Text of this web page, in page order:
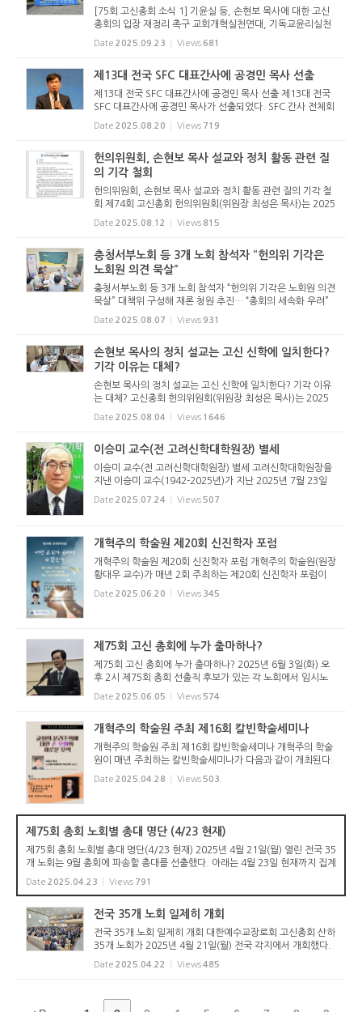
[75회 고신총회 소식 1] 기윤실 등, 손현보 목사에 대한 고신
총회의 입장 재정리 촉구 교회개혁실천연대, 기독교윤리실천
운동, 건강한교회와 사회포럼은 2025년 9월 23일(화) 오후 1
시 30분 제75회 고신총회가 개최되는 고려신학대학원 강당
Date 2025.09.23 Views 681
제13대 전국 SFC 대표간사에 공경민 목사 선출
제13대 전국 SFC 대표간사에 공경민 목사 선출 제13대 전국
SFC 대표간사에 공경민 목사가 선출되었다. SFC 간사 전체회
의는 올해 임기가 만료하는 허태영 대표간사의 후임선정을 위
해 2025년 7월 5일 1차 투표를 거쳤다. 이후 8월 19일(화) 오
Date 2025.08.20 Views 719
헌의위원회, 손현보 목사 설교와 정치 활동 관련 질
의 기각 철회
헌의위원회, 손현보 목사 설교와 정치 활동 관련 질의 기각 철
회 제74회 고신총회 헌의위원회(위원장 최성은 목사)는 2025
년 8월 12일(화) 손현보 목사 설교 관련 3개 노회의 질의건 기
각을 철회하기로 결정했다. 본보가 보도한 바와 같이 헌의위원
Date 2025.08.12 Views 815
충청서부노회 등 3개 노회 참석자 “헌의위 기각은
노회원 의견 묵살”
충청서부노회 등 3개 노회 참석자 “헌의위 기각은 노회원 의견
묵살” 대책위 구성해 재론 청원 추진… “총회의 세속화 우려”
목소리도 총회 헌의위원회가 손현보 목사 관련 질의 건을 기각
한데 반발한 3개 노회 참석자들이 대...
Date 2025.08.07 Views 931
손현보 목사의 정치 설교는 고신 신학에 일치한다?
기각 이유는 대체?
손현보 목사의 정치 설교는 고신 신학에 일치한다? 기각 이유
는 대체? 고신총회 헌의위원회(위원장 최성은 목사)는 2025
년 7월 29일(화) 오후 총회회관에서 모임을 열고, 각 노회와
부서에서 올라온 제75회 고신총회 상정 안건을 점검했다. 이
Date 2025.08.04 Views 1646
이승미 교수(전 고려신학대학원장) 별세
이승미 교수(전 고려신학대학원장) 별세 고려신학대학원장을
지낸 이승미 교수(1942-2025년)가 지난 2025년 7월 23일
(수) 향년 83세로 별세했다. 7월 25일(금) 오전 6시 30분 발
인이며, 장지는 천안추모공원이다. 유족으로는 배우자 서덕희
Date 2025.07.24 Views 507
개혁주의 학술원 제20회 신진학자 포럼
개혁주의 학술원 제20회 신진학자 포럼 개혁주의 학술원(원장
황대우 교수)가 매년 2회 주최하는 제20회 신진학자 포럼이
아래와 같이 2025년 7월 1일(화) 오후 2시, 대구산성교회당
(황원하 목사 시무)에서 열린다. 신진학자 포럼은 박사학위를
Date 2025.06.20 Views 345
제75회 고신 총회에 누가 출마하나?
제75회 고신 총회에 누가 출마하나? 2025년 6월 3일(화) 오
후 2시 제75회 총회 선출직 후보가 있는 각 노회에서 임시노
회나 임원회를 열고 후보를 추천했다. 서울남부노회(노회장
김동춘 목사)는 잠실중앙교회당에서 제16-1회 임시노회를 열
Date 2025.06.05 Views 574
개혁주의 학술원 주최 제16회 칼빈학술세미나
개혁주의 학술원 주최 제16회 칼빈학술세미나 개혁주의 학술
원이 매년 주최하는 칼빈학술세미나가 다음과 같이 개최된다.
Date 2025.04.28 Views 503
제75회 총회 노회별 총대 명단 (4/23 현재)
제75회 총회 노회별 총대 명단(4/23 현재) 2025년 4월 21일(월) 열린 전국 35
개 노회는 9월 총회에 파송할 총대를 선출했다. 아래는 4월 23일 현재까지 집계
된 내용이다. 1) 강원노회(6명) 목사: 김신구 김백수 이상수 장로: 한장섭 김남
준 홍종국 2) 경기동...
Date 2025.04.23 Views 791
전국 35개 노회 일제히 개회
전국 35개 노회 일제히 개회 대한예수교장로회 고신총회 산하
35개 노회가 2025년 4월 21일(월) 전국 각지에서 개회했다.
서울남부노회(노회장 김동춘 목사)는 제16회 노회를 4월 21
일(월) 오후 2시 서울제일교회 예배당에서 개회했다. 1부 예배
Date 2025.04.22 Views485